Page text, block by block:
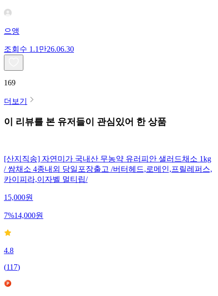
으앵
조회수 1.1만26.06.30
169
더보기
이 리뷰를 본 유저들이 관심있어 한 상품
[산지직송] 자연미가 국내산 무농약 유러피안 샐러드채소 1kg
/ 쌈채소 4종내외 당일포장출고 /버터헤드,로메인,프릴레퍼스,
카이피라,이자벨 멀티립/
15,000원
7%14,000원
4.8
(117)